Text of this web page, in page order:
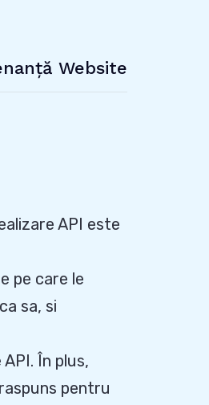
Website
API este
pe care le
sa, si
În plus,
pentru